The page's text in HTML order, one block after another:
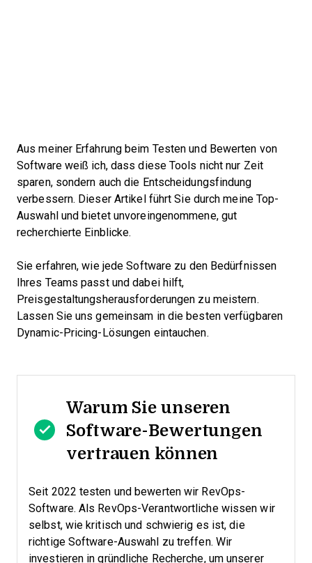
Aus meiner Erfahrung beim Testen und Bewerten von
Software weiß ich, dass diese Tools nicht nur Zeit
sparen, sondern auch die Entscheidungsfindung
verbessern. Dieser Artikel führt Sie durch meine Top-
Auswahl und bietet unvoreingenommene, gut
recherchierte Einblicke.
Sie erfahren, wie jede Software zu den Bedürfnissen
Ihres Teams passt und dabei hilft,
Preisgestaltungsherausforderungen zu meistern.
Lassen Sie uns gemeinsam in die besten verfügbaren
Dynamic-Pricing-Lösungen eintauchen.
Warum Sie unseren
Software-Bewertungen
vertrauen können
Seit 2022 testen und bewerten wir RevOps-
Software. Als RevOps-Verantwortliche wissen wir
selbst, wie kritisch und schwierig es ist, die
richtige Software-Auswahl zu treffen. Wir
investieren in gründliche Recherche, um unserer